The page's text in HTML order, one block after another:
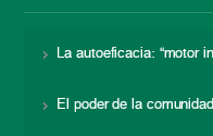
La autoeficacia: “motor
El poder de la